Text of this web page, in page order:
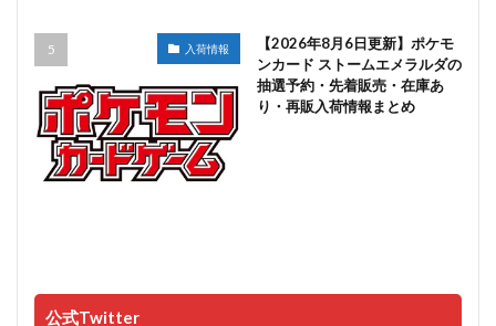
入荷情報
【2026年8月6日更新】ポケモ
ンカード ストームエメラルダの
抽選予約・先着販売・在庫あ
り・再販入荷情報まとめ
公式Twitter